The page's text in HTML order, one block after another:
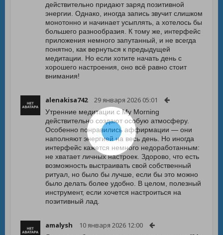
действительно придают заряд позитивной
энергии. Однако, иногда запись звучит слишком
монотонно и начинает усыплять, а хотелось бы
большего разнообразия. К тому же, интерфейс
приложения немного запутанный, и не всегда
понятно, как вернуться к предыдущей
медитации. Но если хотите начать день с
хорошего настроения, оно всё равно стоит
внимания!
alenakisa742 29 января 2026 05:01
Утренние медитации с My Morning
действительно создают особую атмосферу.
Особенно понравились аффирмации — они
наполняют энергией на весь день. Но иногда
интерфейс кажется немного недоработанным:
не хватает личных настроек. Здорово, что есть
возможность выстраивать свой собственный
ритуал, но было бы лучше, если бы это можно
было делать более удобно. В целом, полезный
инструмент, если хочется настроиться на
позитивный лад.
amalysh 10 января 2026 12:00